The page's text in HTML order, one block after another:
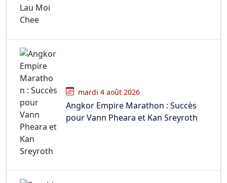
mardi 4 août 2026
Angkor Empire Marathon : Succès
pour Vann Pheara et Kan Sreyroth